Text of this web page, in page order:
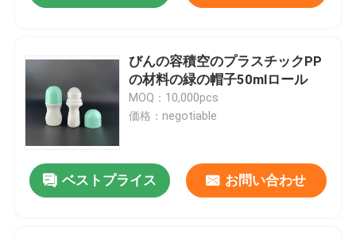
びんの容積空のプラスチックPP
の材料の緑の帽子50mlロール
MOQ：10,000pcs
価格：negotiable
ベストプライス お問い合わせ